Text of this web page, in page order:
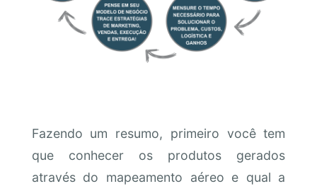
Fazendo um resumo, primeiro você tem
que conhecer os produtos gerados
através do mapeamento aéreo e qual a